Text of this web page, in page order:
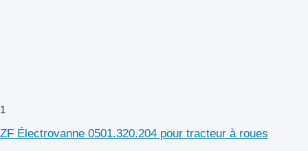
1
ZF Électrovanne 0501.320.204 pour tracteur à roues